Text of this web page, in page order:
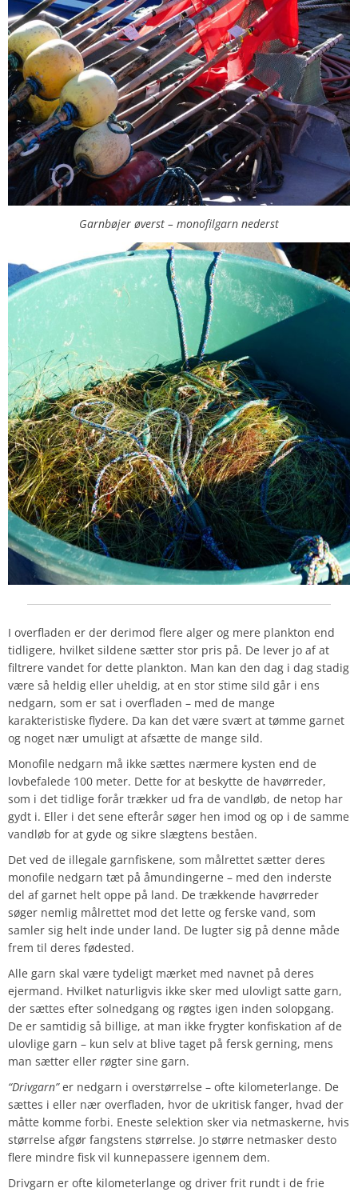
Garnbøjer øverst – monofilgarn nederst
I overfladen er der derimod flere alger og mere plankton end
tidligere, hvilket sildene sætter stor pris på. De lever jo af at
filtrere vandet for dette plankton. Man kan den dag i dag stadig
være så heldig eller uheldig, at en stor stime sild går i ens
nedgarn, som er sat i overfladen – med de mange
karakteristiske flydere. Da kan det være svært at tømme garnet
og noget nær umuligt at afsætte de mange sild.
Monofile nedgarn må ikke sættes nærmere kysten end de
lovbefalede 100 meter. Dette for at beskytte de havørreder,
som i det tidlige forår trækker ud fra de vandløb, de netop har
gydt i. Eller i det sene efterår søger hen imod og op i de samme
vandløb for at gyde og sikre slægtens beståen.
Det ved de illegale garnfiskene, som målrettet sætter deres
monofile nedgarn tæt på åmundingerne – med den inderste
del af garnet helt oppe på land. De trækkende havørreder
søger nemlig målrettet mod det lette og ferske vand, som
samler sig helt inde under land. De lugter sig på denne måde
frem til deres fødested.
Alle garn skal være tydeligt mærket med navnet på deres
ejermand. Hvilket naturligvis ikke sker med ulovligt satte garn,
der sættes efter solnedgang og røgtes igen inden solopgang.
De er samtidig så billige, at man ikke frygter konfiskation af de
ulovlige garn – kun selv at blive taget på fersk gerning, mens
man sætter eller røgter sine garn.
“Drivgarn”er nedgarn i overstørrelse – ofte kilometerlange. De
sættes i eller nær overfladen, hvor de ukritisk fanger, hvad der
måtte komme forbi. Eneste selektion sker via netmaskerne, hvis
størrelse afgør fangstens størrelse. Jo større netmasker desto
flere mindre fisk vil kunnepassere igennem dem.
Drivgarn er ofte kilometerlange og driver frit rundt i de frie